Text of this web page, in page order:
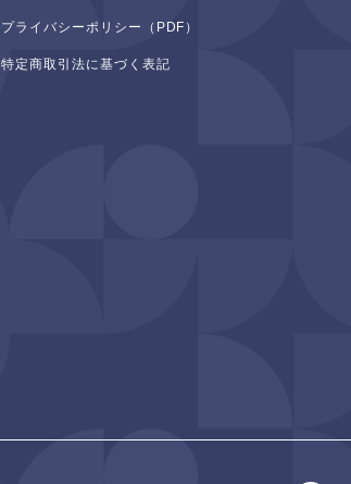
プライバシーポリシー（PDF）
特定商取引法に基づく表記